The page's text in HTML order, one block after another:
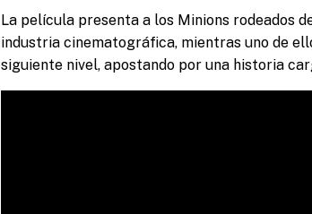
La película presenta a los Minions rodeados
industria cinematográfica, mientras uno de
siguiente nivel, apostando por una historia